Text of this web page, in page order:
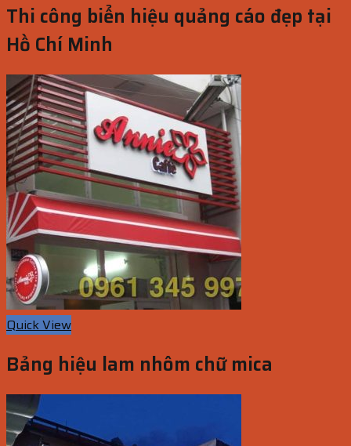
Thi công biển hiệu quảng cáo đẹp tại
Hồ Chí Minh
Quick View
Bảng hiệu lam nhôm chữ mica